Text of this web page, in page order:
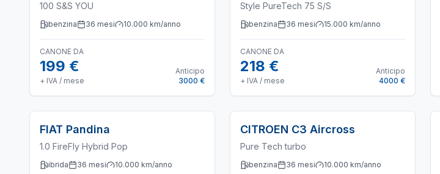
100 S&S YOU
benzina 36 mesi 10.000 km/anno
CANONE DA
199 €
+ IVA / mese
Anticipo
3000 €
Style PureTech 75 S/S
benzina 36 mesi 15.000 km/anno
CANONE DA
218 €
+ IVA / mese
Anticipo
4000 €
FIAT Pandina
1.0 FireFly Hybrid Pop
ibrida 36 mesi 10.000 km/anno
CITROEN C3 Aircross
Pure Tech turbo
benzina 36 mesi 10.000 km/anno